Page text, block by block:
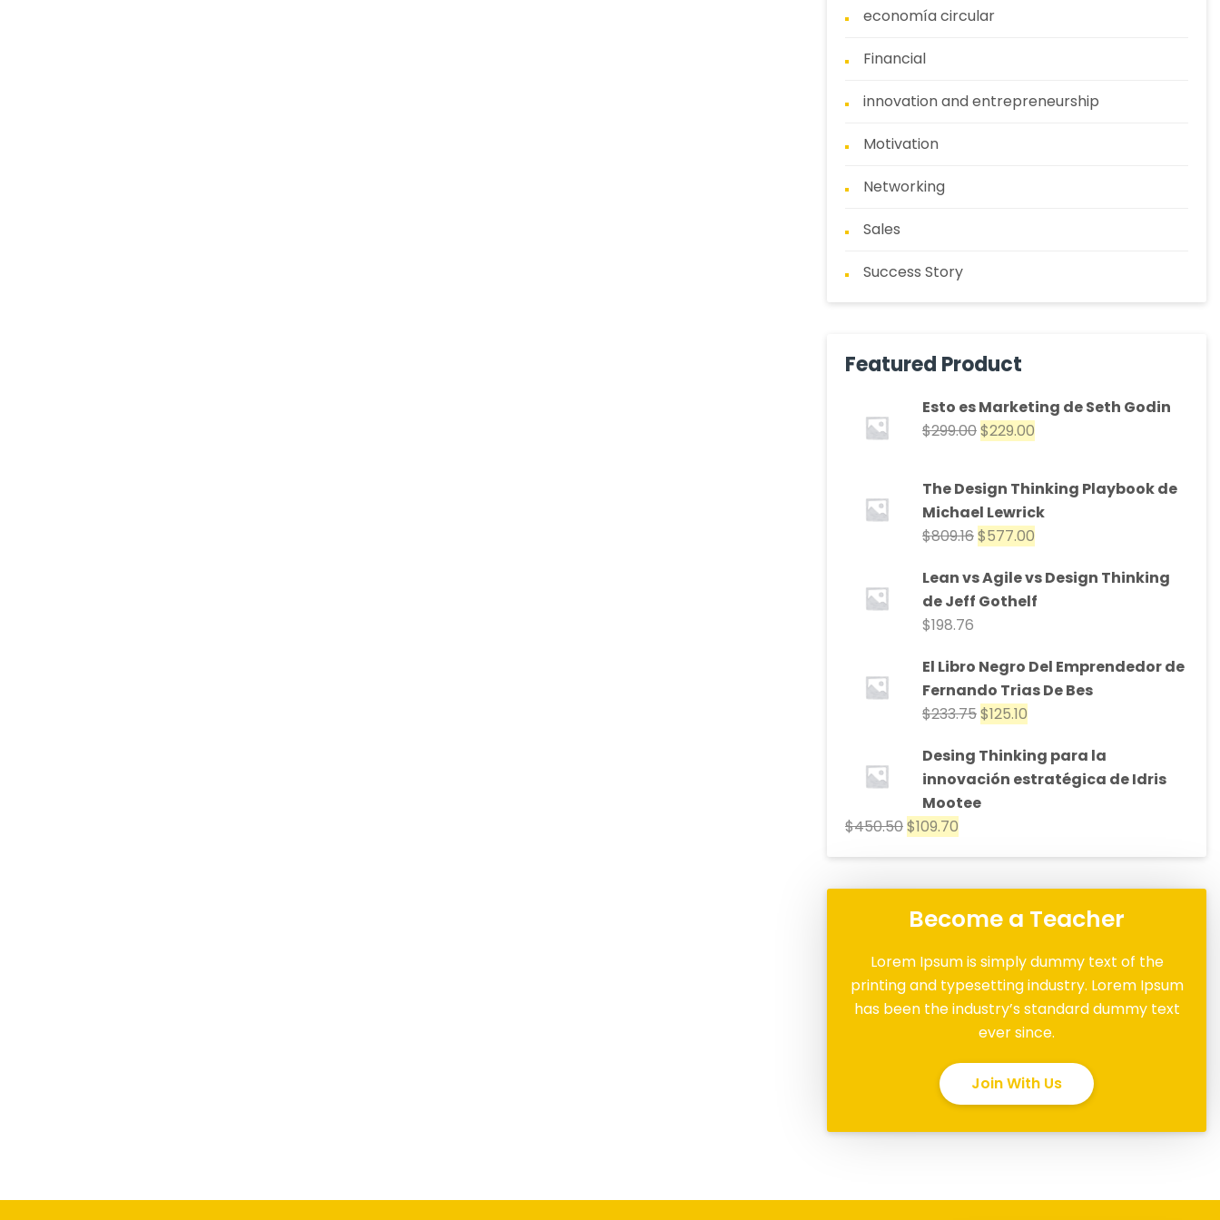
economía circular
Financial
innovation and entrepreneurship
Motivation
Networking
Sales
Success Story
Featured Product
Esto es Marketing de Seth Godin
$299.00$229.00
The Design Thinking Playbook de
Michael Lewrick
$809.16$577.00
Lean vs Agile vs Design Thinking
de Jeff Gothelf
$198.76
El Libro Negro Del Emprendedor de
Fernando Trias De Bes
$233.75$125.10
Desing Thinking para la
innovación estratégica de Idris
Mootee
$450.50$109.70
Become a Teacher
Lorem Ipsum is simply dummy text of the
printing and typesetting industry. Lorem Ipsum
has been the industry’s standard dummy text
ever since.
Join With Us